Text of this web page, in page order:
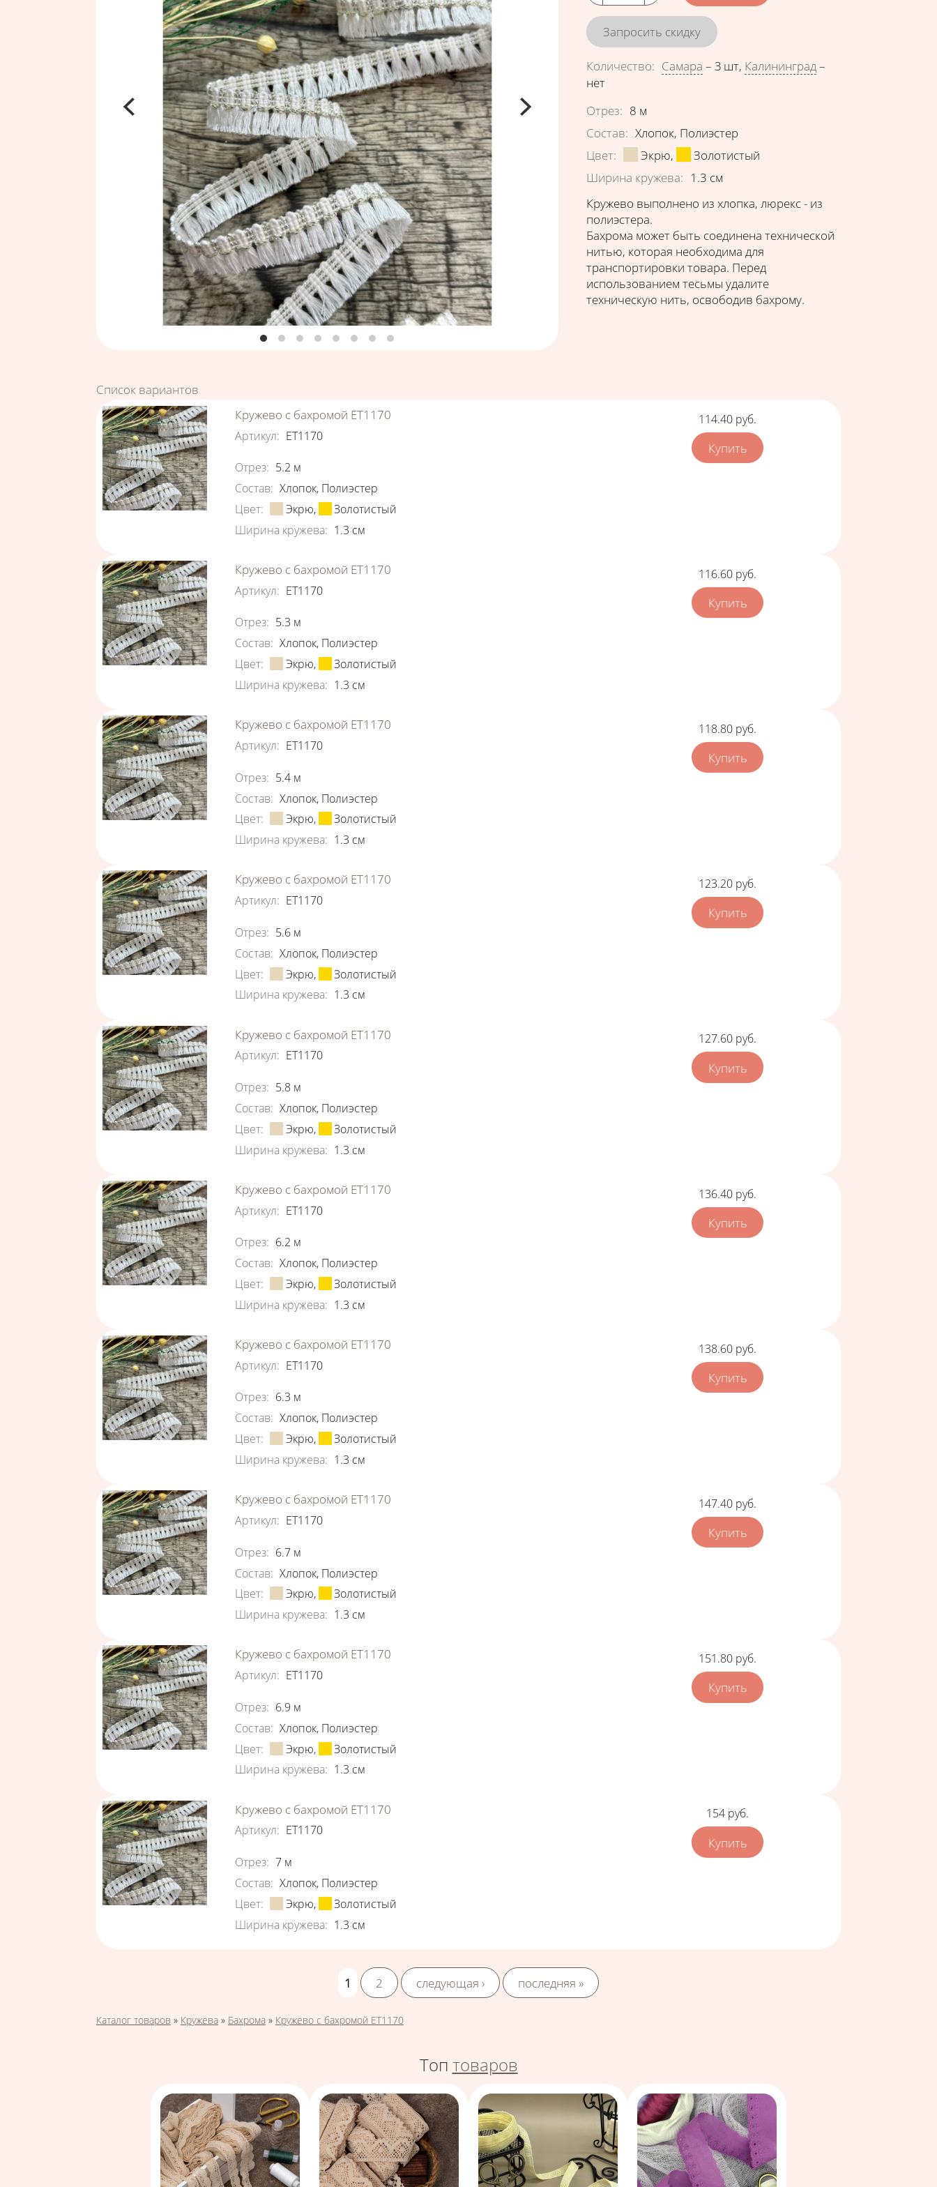
Запросить скидку
Количество: Самара – 3 шт, Калининград–
нет
Характеристики
Отрез: 8 м
Состав: Хлопок, Полиэстер
Цвет: Экрю,
Золотистый
Ширина кружева: 1.3 см
Кружево выполнено из хлопка, люрекс - из
полиэстера.
Бахрома может быть соединена технической
нитью, которая необходима для
транспортировки товара. Перед
использованием тесьмы удалите
техническую нить, освободив бахрому.
Список вариантов
Кружево с бахромой ЕТ1170
Артикул: ЕТ1170
Характеристики
Отрез: 5.2 м
Состав: Хлопок, Полиэстер
Цвет: Экрю,
Золотистый
Ширина кружева: 1.3 см
Цена
114.40 руб.
Кружево с бахромой ЕТ1170
Артикул: ЕТ1170
Характеристики
Отрез: 5.3 м
Состав: Хлопок, Полиэстер
Цвет: Экрю,
Золотистый
Ширина кружева: 1.3 см
Цена
116.60 руб.
Кружево с бахромой ЕТ1170
Артикул: ЕТ1170
Характеристики
Отрез: 5.4 м
Состав: Хлопок, Полиэстер
Цвет: Экрю,
Золотистый
Ширина кружева: 1.3 см
Цена
118.80 руб.
Кружево с бахромой ЕТ1170
Артикул: ЕТ1170
Характеристики
Отрез: 5.6 м
Состав: Хлопок, Полиэстер
Цвет: Экрю,
Золотистый
Ширина кружева: 1.3 см
Цена
123.20 руб.
Кружево с бахромой ЕТ1170
Артикул: ЕТ1170
Характеристики
Отрез: 5.8 м
Состав: Хлопок, Полиэстер
Цвет: Экрю,
Золотистый
Ширина кружева: 1.3 см
Цена
127.60 руб.
Кружево с бахромой ЕТ1170
Артикул: ЕТ1170
Характеристики
Отрез: 6.2 м
Состав: Хлопок, Полиэстер
Цвет: Экрю,
Золотистый
Ширина кружева: 1.3 см
Цена
136.40 руб.
Кружево с бахромой ЕТ1170
Артикул: ЕТ1170
Характеристики
Отрез: 6.3 м
Состав: Хлопок, Полиэстер
Цвет: Экрю,
Золотистый
Ширина кружева: 1.3 см
Цена
138.60 руб.
Кружево с бахромой ЕТ1170
Артикул: ЕТ1170
Характеристики
Отрез: 6.7 м
Состав: Хлопок, Полиэстер
Цвет: Экрю,
Золотистый
Ширина кружева: 1.3 см
Цена
147.40 руб.
Кружево с бахромой ЕТ1170
Артикул: ЕТ1170
Характеристики
Отрез: 6.9 м
Состав: Хлопок, Полиэстер
Цвет: Экрю,
Золотистый
Ширина кружева: 1.3 см
Цена
151.80 руб.
Кружево с бахромой ЕТ1170
Артикул: ЕТ1170
Характеристики
Отрез: 7 м
Состав: Хлопок, Полиэстер
Цвет: Экрю,
Золотистый
Ширина кружева: 1.3 см
Цена
154 руб.
1
2 следующая › последняя »
Вы здесь
Каталог товаров » Кружева» Бахрома» Кружево с бахромой ЕТ1170
Топ товаров